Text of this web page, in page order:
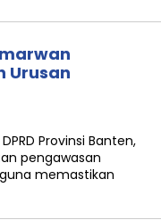
Urusan
DPRD Provinsi Banten,
pengawasan
memastikan